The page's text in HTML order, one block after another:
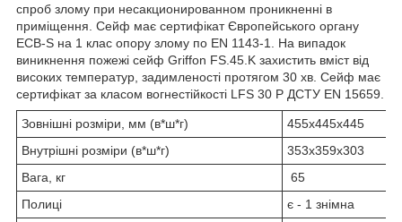
спроб злому при несакционированном проникненні в
приміщення. Сейф має сертифікат Європейського органу
ECB-S на 1 клас опору злому по EN 1143-1. На випадок
виникнення пожежі сейф Griffon FS.45.K захистить вміст від
високих температур, задимленості протягом 30 хв. Сейф має
сертифікат за класом вогнестійкості LFS 30 P ДСТУ EN 15659.
Зовнішні розміри, мм (в*ш*г)
455х445х445
Внутрішні розміри (в*ш*г)
353х359х303
Вага, кг
65
Полиці
є - 1 знімна